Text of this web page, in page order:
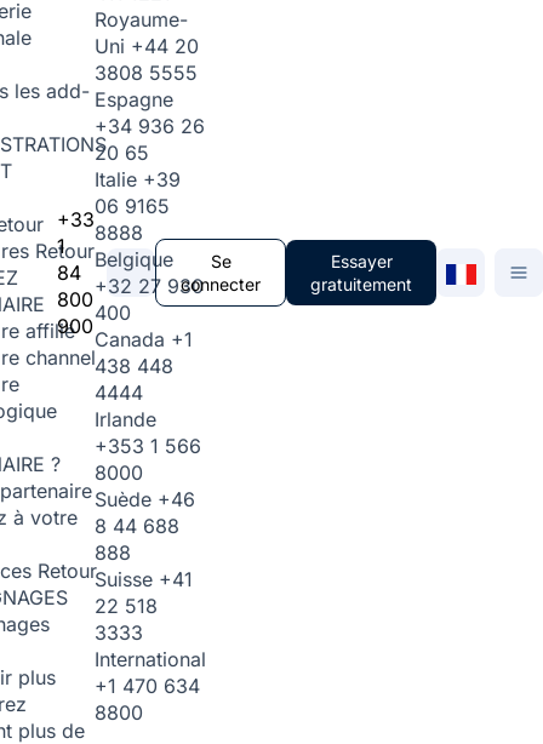
les add-
Retour
affilié
channel
?
à votre
Retour
plus
plus de
+33
1
84
800
900
Royaume-
Uni +44 20
3808 5555
Espagne
+34 936 26
20 65
Italie +39
06 9165
8888
Belgique
+32 27 930
400
Canada +1
438 448
4444
Irlande
+353 1 566
8000
Suède +46
8 44 688
888
Suisse +41
22 518
3333
International
+1 470 634
8800
Se
connecter
Essayer
gratuitement